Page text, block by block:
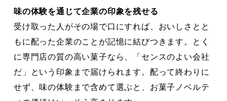
味の体験を通じて企業の印象を残せる
受け取った人がその場で口にすれば、おいしさとと
もに配った企業のことが記憶に結びつきます。とく
に専門店の質の高い菓子なら、「センスのよい会社
だ」という印象まで届けられます。配って終わりに
せず、味の体験まで含めて選ぶと、お菓子ノベルテ